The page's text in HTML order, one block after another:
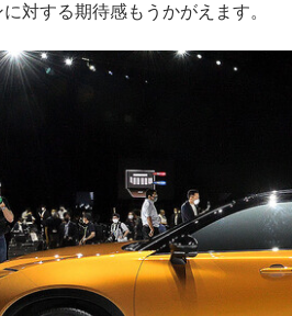
対する期待感もうかがえます。